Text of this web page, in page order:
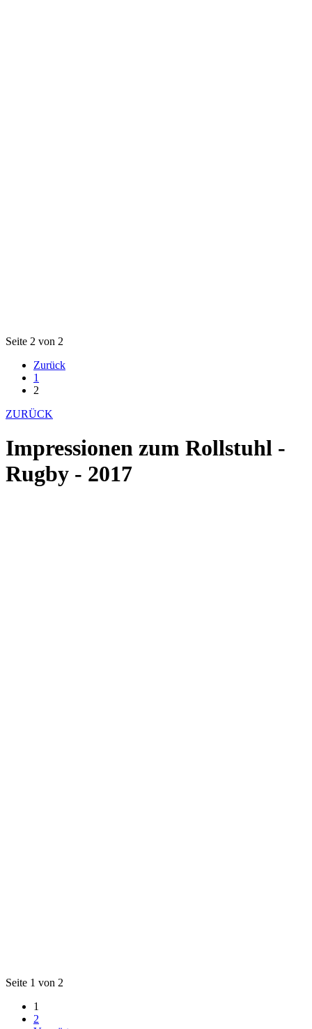
Seite 2 von 2
Zurück
1
2
ZURÜCK
Impressionen zum Rollstuhl -
Rugby - 2017
Seite 1 von 2
1
2